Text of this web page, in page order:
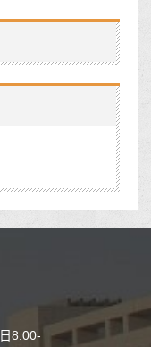
8:00- 人工服务时间